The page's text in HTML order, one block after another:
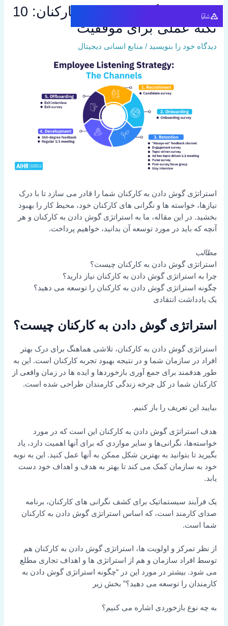
پرش
محتوا
استراتژی گوش دادن به کارکنان: 10
نکته عملی برای موفقیت
دیدگاه‌ خود را بنویسید / منابع انسانی دیجیتال
استراتژی گوش دادن به کارکنان شما را قادر می سازد تا با درک
نیازها، خواسته ها و نگرانی های کارکنان خود، محیط کار را بهبود
بخشید. در این مقاله، ما به استراتژی گوش دادن به کارکنان و هر
آنچه که باید در مورد توسعه آن بدانید، خواهیم پرداخت.
مطالب
استراتژی گوش دادن به کارکنان چیست؟
چرا به استراتژی گوش دادن به کارکنان نیاز دارید؟
چگونه استراتژی گوش دادن به کارکنان را توسعه می دهید؟
یک یادداشت انتقادی
استراتژی گوش دادن به کارکنان چیست؟
استراتژی گوش دادن به کارکنان، تلاشی هماهنگ برای درک بهتر
افراد در سازمان شما و در نتیجه بهبود تجربه کارکنان است. این به
طور هدفمند برای جمع آوری بازخوردها و ایده ها در زمان واقعی از
کارکنان شما در کل چرخه زندگی کارمندان طراحی شده است.
بیایید این تعریف را باز کنیم.
هدف استراتژی گوش دادن به کارکنان این است که در مورد
خواسته‌ها، نگرانی‌ها و سایر مواردی که برای آنها اهمیت دارد، یاد
بگیرید تا بتوانید به بهترین شکل ممکن به آنها عمل کنید. این به نوبه
خود به سازمان کمک می کند تا بهتر به هدف و اهداف خود دست
یابد.
یک فرآیند سیستماتیک برای کشف نگرانی های کارکنان، برنامه
صدای کارمند است، که اساس استراتژی گوش دادن به کارکنان
شما است.
از نظر تمرکز و اولویت ها، استراتژی گوش دادن به کارکنان هم
توسط افراد سازمان و هم از استراتژی ها و اهداف تجاری مطلع
می شود. بیشتر در مورد این در “چگونه استراتژی گوش دادن به
کارمندان را توسعه می دهید؟” بخش زیر
به چه نوع بازخوردی اشاره می کنیم؟